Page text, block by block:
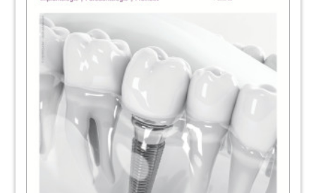
96Abrechnung: Chirurgische vs. subgingivale
-nichtchirurgische PA-Therapie
Dr. Dr. Alexander Raff
ABO Service
Kongresse, Kurse und Symposien/
Impressum